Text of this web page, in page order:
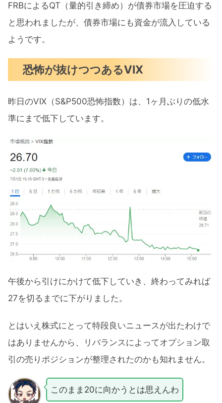
FRBによるQT（量的引き締め）が債券市場を圧迫する
と思われましたが、債券市場にも資金が流入している
ようです。
恐怖が抜けつつあるVIX
昨日のVIX（S&P500恐怖指数）は、1ヶ月ぶりの低水
準にまで低下しています。
午後から引けにかけて低下していき、終わってみれば
27を切るまでに下がりました。
とはいえ株式にとって特段良いニュースが出たわけで
はありませんから、リバランスによってオプション取
引の売りポジションが整理されたのかも知れません。
このまま20に向かうとは思えんわ